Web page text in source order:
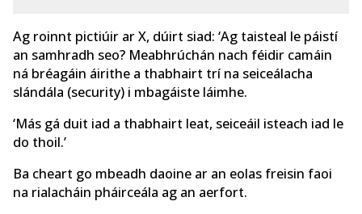
Ag roinnt pictiúir ar X, dúirt siad: ‘Ag taisteal le páistí
an samhradh seo? Meabhrúchán nach féidir camáin
ná bréagáin áirithe a thabhairt trí na seiceálacha
slándála (security) i mbagáiste láimhe.
‘Más gá duit iad a thabhairt leat, seiceáil isteach iad le
do thoil.’
Ba cheart go mbeadh daoine ar an eolas freisin faoi
na rialacháin pháirceála ag an aerfort.